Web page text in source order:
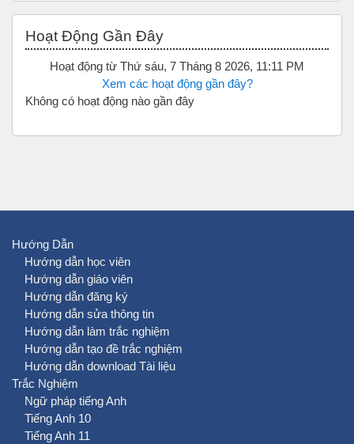
Hoạt Động Gần Đây
Hoạt động từ Thứ sáu, 7 Tháng 8 2026, 11:11 PM
Xem các hoạt động gần đây?
Không có hoạt động nào gần đây
Hướng Dẫn
Hướng dẫn học viên
Hướng dẫn giáo viên
Hướng dẫn đăng ký
Hướng dẫn sửa thông tin
Hướng dẫn làm trắc nghiệm
Hướng dẫn tạo đề trắc nghiệm
Hướng dẫn download Tài liệu
Trắc Nghiệm
Ngữ pháp tiếng Anh
Tiếng Anh 10
Tiếng Anh 11